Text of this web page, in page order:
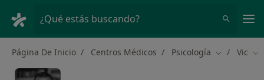
¿Qué estás buscando?
Página De Inicio Centros Médicos Psicología Cambiar de
Vic